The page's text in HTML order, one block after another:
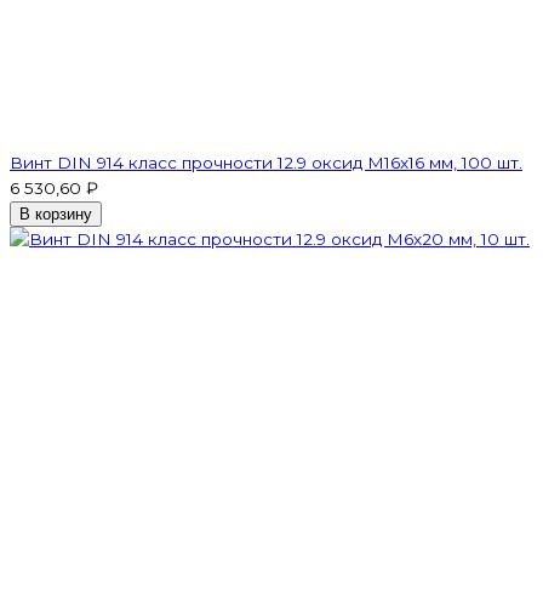
Винт DIN 914 класс прочности 12.9 оксид M16x16 мм, 100 шт.
6 530,60 ₽
В корзину